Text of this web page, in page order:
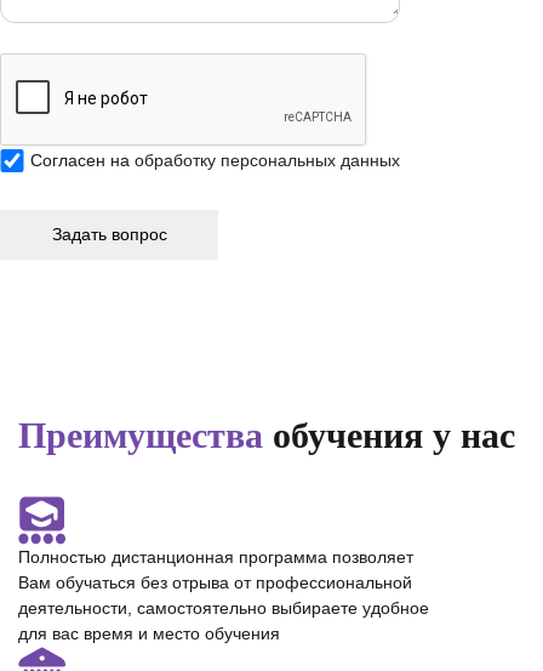
Согласен на обработку персональных данных
Преимущества обучения у нас
Полностью дистанционная программа позволяет
Вам обучаться без отрыва от профессиональной
деятельности, самостоятельно выбираете удобное
для вас время и место обучения